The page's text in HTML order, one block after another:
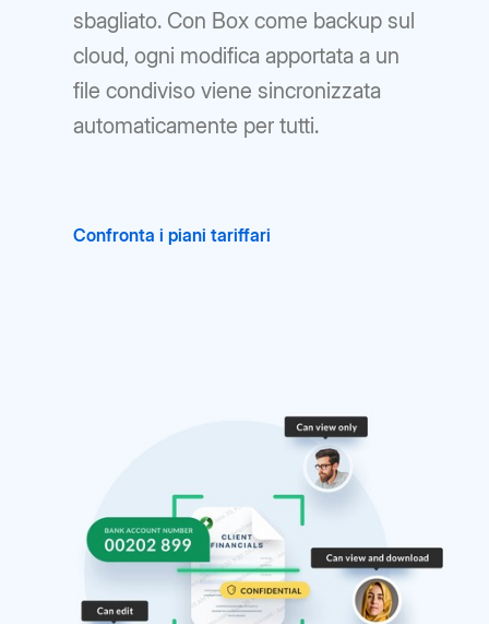
sbagliato. Con Box come backup sul
cloud, ogni modifica apportata a un
file condiviso viene sincronizzata
automaticamente per tutti.
Confronta i piani tariffari